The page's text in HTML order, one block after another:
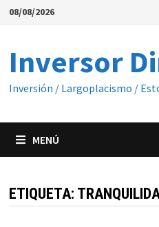
Saltar
08/08/2026
Inversor
Inversión / Largoplacismo /
MENÚ
ETIQUETA: